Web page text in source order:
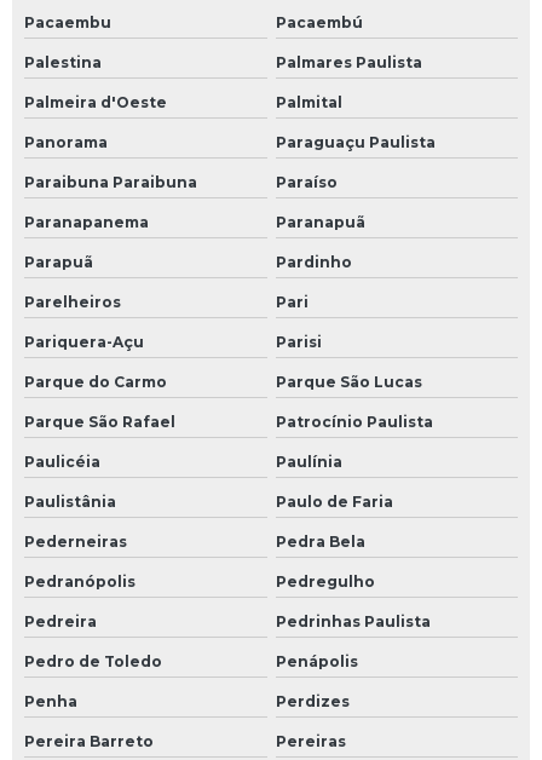
Pacaembu Pacaembú
Palestina Palmares Paulista
Palmeira d'Oeste Palmital
Panorama Paraguaçu Paulista
Paraibuna Paraibuna Paraíso
Paranapanema Paranapuã
Parapuã Pardinho
Parelheiros Pari
Pariquera-Açu Parisi
Parque do Carmo Parque São Lucas
Parque São Rafael Patrocínio Paulista
Paulicéia Paulínia
Paulistânia Paulo de Faria
Pederneiras Pedra Bela
Pedranópolis Pedregulho
Pedreira Pedrinhas Paulista
Pedro de Toledo Penápolis
Penha Perdizes
Pereira Barreto Pereiras